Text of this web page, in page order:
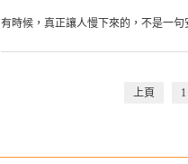
有時候，真正讓人慢下來的，不是一
上頁 1